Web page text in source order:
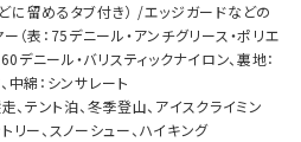
に留めるタブ付き） /エッジガードなどの
（表：75デニール・アンチグリース・ポリエ
デニール・バリスティックナイロン、裏地：
中綿：シンサレート
、テント泊、冬季登山、アイスクライミン
リー、スノーシュー、ハイキング